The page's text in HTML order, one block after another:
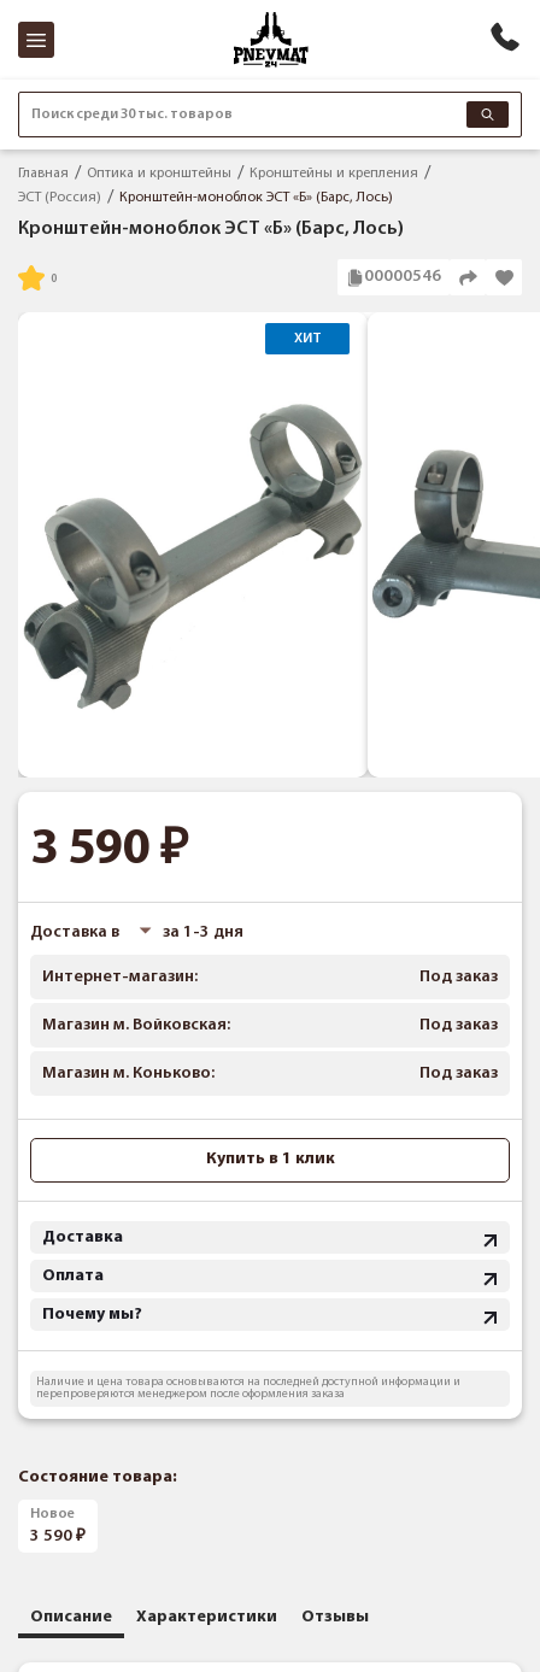
Поиск среди 30 тыс. товаров
Главная Оптика и кронштейны
Кронштейны и крепления
ЭСТ (Россия)
Кронштейн-моноблок ЭСТ «Б» (Барс, Лось)
Кронштейн-моноблок ЭСТ «Б» (Барс, Лось)
00000546
ХИТ
3 590
Доставка в за 1-3 дня
Интернет-магазин: Под заказ
Магазин м. Войковская: Под заказ
Магазин м. Коньково: Под заказ
Купить в 1 клик
Доставка
Оплата
Почему мы?
Наличие и цена товара основываются на последней доступной информации и
перепроверяются менеджером после оформления заказа
Состояние товара:
Новое
3 590
Описание Характеристики Отзывы